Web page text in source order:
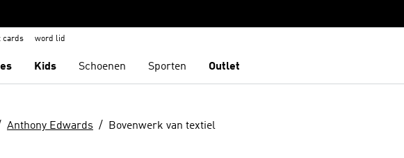
cards word lid
Kids Schoenen Sporten Outlet
Anthony Edwards Bovenwerk van textiel